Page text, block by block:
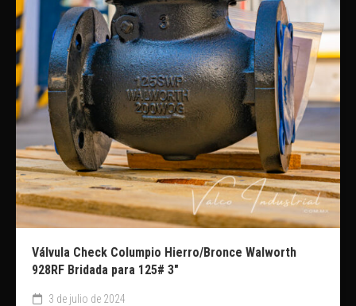
Válvula Check Columpio Hierro/Bronce Walworth
928RF Bridada para 125# 3″
3 de julio de 2024